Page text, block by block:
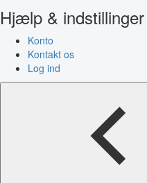
Hjælp & indstillinger
Konto
Kontakt os
Log ind